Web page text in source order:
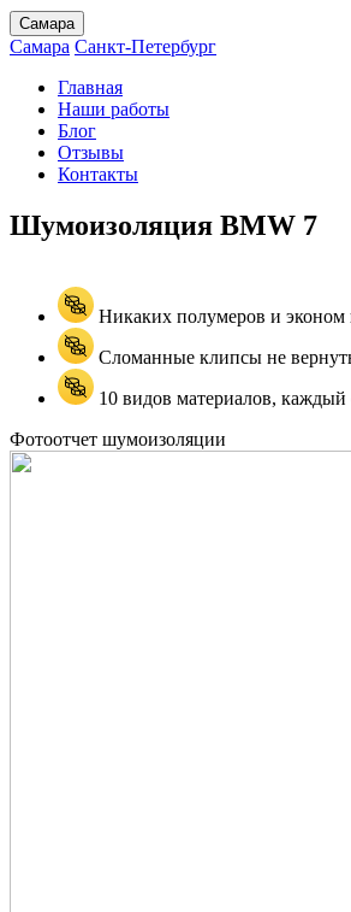
Самара
Самара Санкт-Петербург
Главная
Наши работы
Блог
Отзывы
Контакты
Шумоизоляция BMW 7
Никаких полумеров и эконом
Сломанные клипсы не
10 видов материалов, каждый
Фотоотчет шумоизоляции